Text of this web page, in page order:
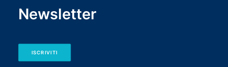
Newsletter
ISCRIVITI